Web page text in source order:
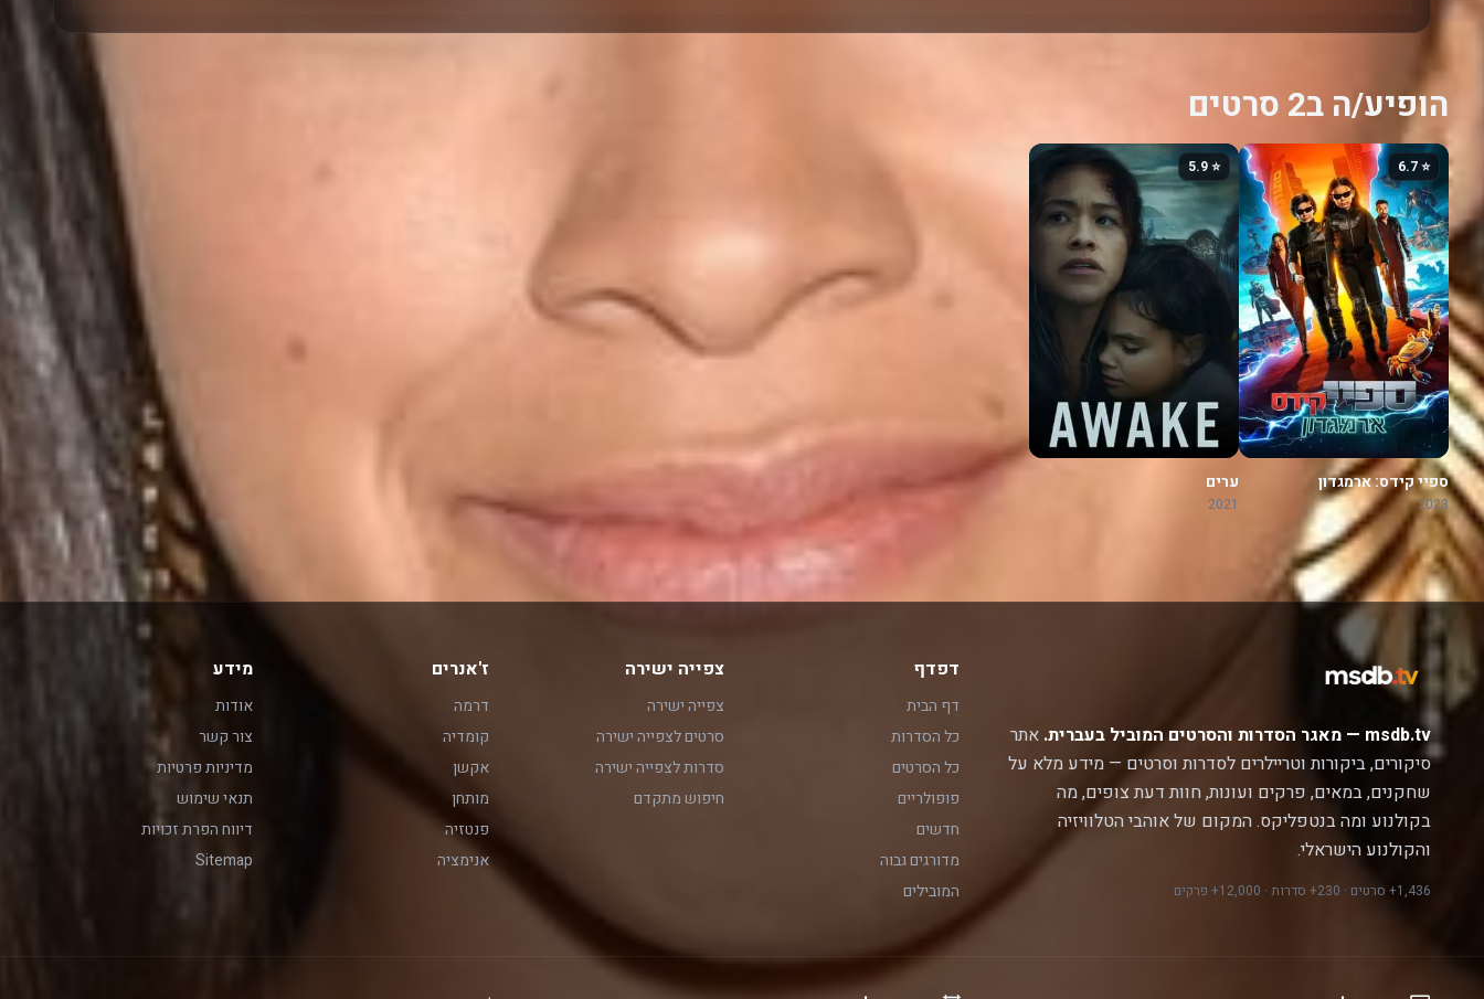
הופיע/ה ב2 סרטים
⭐ 6.7
ספיי קידס: ארמגדון
2023
⭐ 5.9
ערים
2021
msdb.tv — מאגר הסדרות והסרטים המוביל בעברית.
אתר
סיקורים, ביקורות וטריילרים לסדרות וסרטים — מידע מלא על
שחקנים, במאים, פרקים ועונות, חוות דעת צופים, מה
בקולנוע ומה בנטפליקס. המקום של אוהבי הטלוויזיה
והקולנוע הישראלי.
1,436+ סרטים · 230+ סדרות · 12,000+ פרקים
דפדף
דף הבית
כל הסדרות
כל הסרטים
פופולריים
חדשים
מדורגים גבוה
המובילים
צפייה ישירה
צפייה ישירה
סרטים לצפייה ישירה
סדרות לצפייה ישירה
חיפוש מתקדם
ז'אנרים
דרמה
קומדיה
אקשן
מותחן
פנטזיה
אנימציה
מידע
אודות
צור קשר
מדיניות פרטיות
תנאי שימוש
דיווח הפרת זכויות
Sitemap